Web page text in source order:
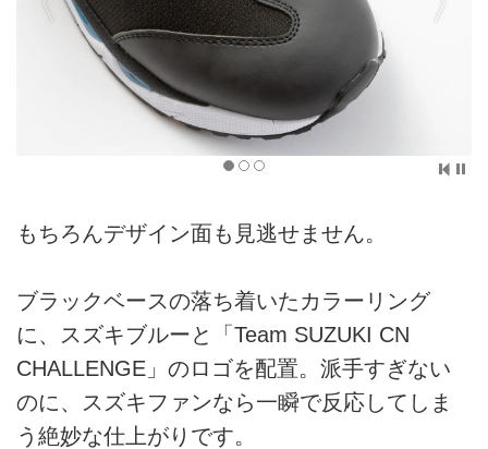
もちろんデザイン面も見逃せません。
ブラックベースの落ち着いたカラーリング
に、スズキブルーと「Team SUZUKI CN
CHALLENGE」のロゴを配置。派手すぎない
のに、スズキファンなら一瞬で反応してしま
う絶妙な仕上がりです。